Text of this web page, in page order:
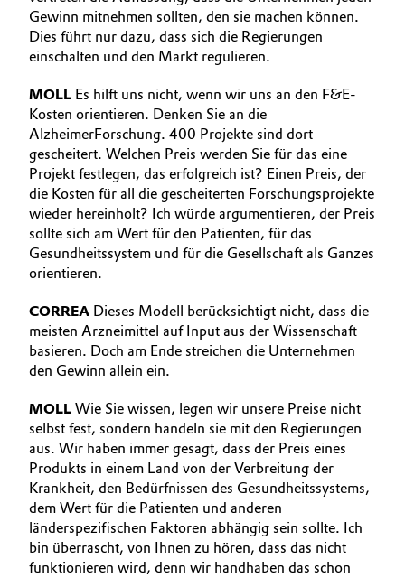
Gewinn mitnehmen sollten, den sie machen können.
Dies führt nur dazu, dass sich die Regierungen
einschalten und den Markt regulieren.
MOLL Es hilft uns nicht, wenn wir uns an den F&E-
Kosten orientieren. Denken Sie an die
AlzheimerForschung. 400 Projekte sind dort
gescheitert. Welchen Preis werden Sie für das eine
Projekt festlegen, das erfolgreich ist? Einen Preis, der
die Kosten für all die gescheiterten Forschungsprojekte
wieder hereinholt? Ich würde argumentieren, der Preis
sollte sich am Wert für den Patienten, für das
Gesundheitssystem und für die Gesellschaft als Ganzes
orientieren.
CORREA Dieses Modell berücksichtigt nicht, dass die
meisten Arzneimittel auf Input aus der Wissenschaft
basieren. Doch am Ende streichen die Unternehmen
den Gewinn allein ein.
MOLL Wie Sie wissen, legen wir unsere Preise nicht
selbst fest, sondern handeln sie mit den Regierungen
aus. Wir haben immer gesagt, dass der Preis eines
Produkts in einem Land von der Verbreitung der
Krankheit, den Bedürfnissen des Gesundheitssystems,
dem Wert für die Patienten und anderen
länderspezifischen Faktoren abhängig sein sollte. Ich
bin überrascht, von Ihnen zu hören, dass das nicht
funktionieren wird, denn wir handhaben das schon